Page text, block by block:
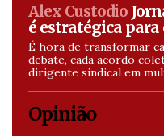
Alex Custodio
é estratégica
É hora de transformar
debate, cada acordo
dirigente sindical em
Opinião